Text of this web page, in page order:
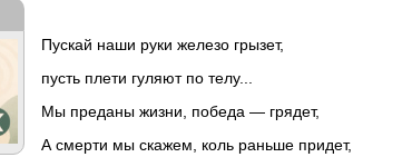
Пускай наши руки железо грызет,
пусть плети гуляют по телу...
Мы преданы жизни, победа — грядет,
А смерти мы скажем, коль раньше придет,